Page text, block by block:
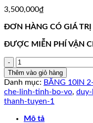
3,500,000₫
ĐƠN HÀNG CÓ GIÁ
ĐƯỢC MIỄN PHÍ VẬN
NHÃ
CA
5
số
lượng
Thêm vào giỏ hàng
Danh mục: BĂNG 10IN
che-linh-tinh-bo-vo, duy-
thanh-tuyen-1
Mô tả